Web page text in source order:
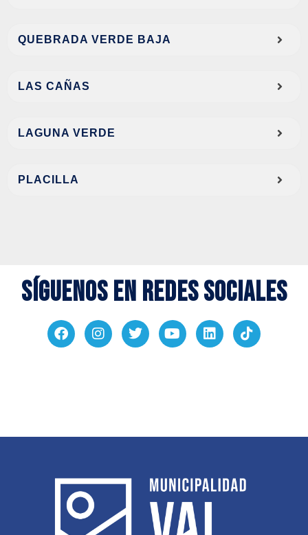
QUEBRADA VERDE BAJA
LAS CAÑAS
LAGUNA VERDE
PLACILLA
Síguenos en redes sociales